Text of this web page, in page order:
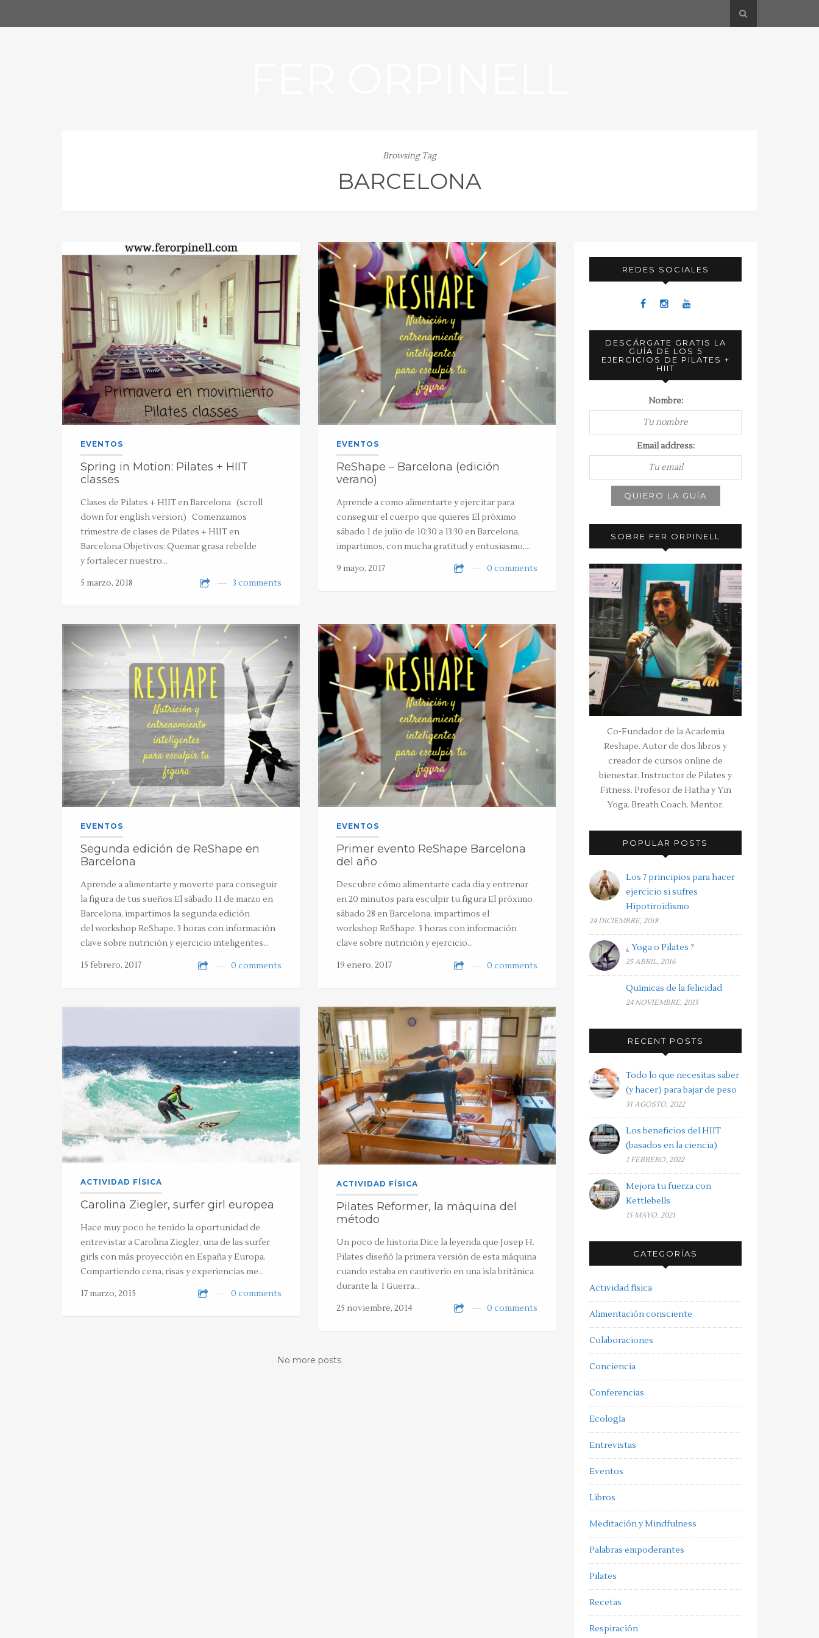
Browsing Tag
BARCELONA
EVENTOS
Spring in Motion: Pilates + HIIT
classes
Clases de Pilates + HIIT en Barcelona (scroll
down for english version) Comenzamos
trimestre de clases de Pilates + HIIT en
Barcelona Objetivos: Quemar grasa rebelde
y fortalecer nuestro…
5 marzo, 2018
3 comments
EVENTOS
ReShape – Barcelona (edición
verano)
Aprende a como alimentarte y ejercitar para
conseguir el cuerpo que quieres El próximo
sábado 1 de julio de 10:30 a 13:30 en Barcelona,
impartimos, con mucha gratitud y entusiasmo,…
9 mayo, 2017
0 comments
EVENTOS
Segunda edición de ReShape en
Barcelona
Aprende a alimentarte y moverte para conseguir
la figura de tus sueños El sábado 11 de marzo en
Barcelona, impartimos la segunda edición
del workshop ReShape. 3 horas con información
clave sobre nutrición y ejercicio inteligentes…
15 febrero, 2017
0 comments
EVENTOS
Primer evento ReShape Barcelona
del año
Descubre cómo alimentarte cada día y entrenar
en 20 minutos para esculpir tu figura El próximo
sábado 28 en Barcelona, impartimos el
workshop ReShape. 3 horas con información
clave sobre nutrición y ejercicio…
19 enero, 2017
0 comments
ACTIVIDAD FÍSICA
Carolina Ziegler, surfer girl europea
Hace muy poco he tenido la oportunidad de
entrevistar a Carolina Ziegler, una de las surfer
girls con más proyección en España y Europa.
Compartiendo cena, risas y experiencias me…
17 marzo, 2015
0 comments
ACTIVIDAD FÍSICA
Pilates Reformer, la máquina del
método
Un poco de historia Dice la leyenda que Josep H.
Pilates diseñó la primera versión de esta máquina
cuando estaba en cautiverio en una isla británica
durante la I Guerra…
25 noviembre, 2014
0 comments
No more posts
REDES SOCIALES
DESCÁRGATE GRATIS LA
GUÍA DE LOS 5
EJERCICIOS DE PILATES +
HIIT
Nombre:
Email address:
SOBRE FER ORPINELL
Co-Fundador de la Academia
Reshape. Autor de dos libros y
creador de cursos online de
bienestar. Instructor de Pilates y
Fitness. Profesor de Hatha y Yin
Yoga. Breath Coach. Mentor.
POPULAR POSTS
Los 7 principios para hacer
ejercicio si sufres
Hipotiroidismo
24 DICIEMBRE, 2018
¿ Yoga o Pilates ?
25 ABRIL, 2016
Químicas de la felicidad
24 NOVIEMBRE, 2015
RECENT POSTS
Todo lo que necesitas saber
(y hacer) para bajar de peso
31 AGOSTO, 2022
Los beneficios del HIIT
(basados en la ciencia)
1 FEBRERO, 2022
Mejora tu fuerza con
Kettlebells
15 MAYO, 2021
CATEGORÍAS
Actividad física
Alimentación consciente
Colaboraciones
Conciencia
Conferencias
Ecología
Entrevistas
Eventos
Libros
Meditación y Mindfulness
Palabras empoderantes
Pilates
Recetas
Respiración